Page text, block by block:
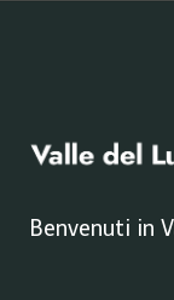
Benvenuti in